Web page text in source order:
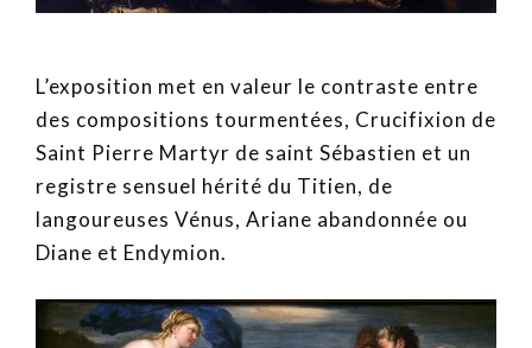
L’exposition met en valeur le contraste entre
des compositions tourmentées, Crucifixion de
Saint Pierre Martyr de saint Sébastien et un
registre sensuel hérité du Titien, de
langoureuses Vénus, Ariane abandonnée ou
Diane et Endymion.